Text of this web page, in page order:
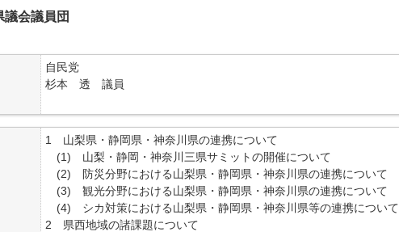
議会議員団
自民党
杉本 透 議員
1 山梨県・静岡県・神奈川県の連携について
(1) 山梨・静岡・神奈川三県サミットの開催について
(2) 防災分野における山梨県・静岡県・神奈川県の連携について
(3) 観光分野における山梨県・静岡県・神奈川県の連携について
(4) シカ対策における山梨県・静岡県・神奈川県等の連携について
2 県西地域の諸課題について